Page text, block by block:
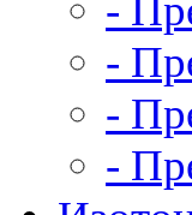
-
-
-
-